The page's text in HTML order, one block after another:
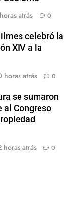
atrás 0
celebró la
XIV a la
horas atrás 0
se sumaron
al Congreso
horas atrás 0